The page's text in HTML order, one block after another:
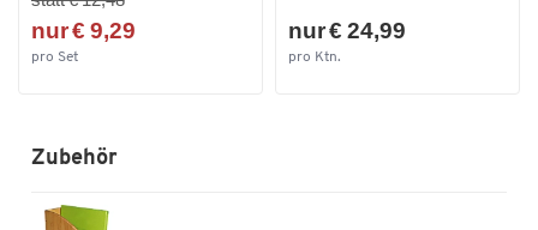
nur € 9,29
pro Set
nur € 24,99
pro Ktn.
Zubehör